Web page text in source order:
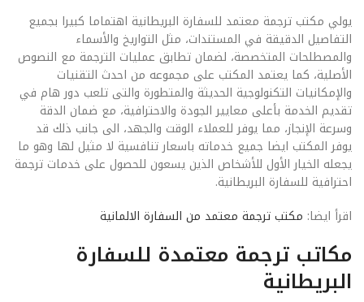
يولي مكتب ترجمة معتمد للسفارة البريطانية اهتماما كبيرا بجميع
التفاصيل الدقيقة في المستندات، مثل التواريخ والأسماء
والمصطلحات المتخصصة، لضمان تطابق عمليات الترجمة مع النصوص
الأصلية، كما يعتمد المكتب على مجموعه من احدث التقنيات
والإمكانيات التكنولوجية الحديثة والمتطورة والتى تلعب دور هام في
تقديم الخدمة بأعلى معايير الجودة والاحترافية، مع ضمان الدقة
وسرعة الإنجاز، مما يوفر للعملاء الوقت والجهد، الى جانب ذلك قد
يوفر المكتب ايضا جميع خدماته باسعار تنافسية لا مثيل لها وهو ما
يجعله الخيار الأول للأشخاص الذين يسعون للحصول على خدمات ترجمة
احترافية للسفارة البريطانية.
اقرأ ايضا: مكتب ترجمة معتمد من السفارة الالمانية
مكاتب ترجمة معتمدة للسفارة
البريطانية